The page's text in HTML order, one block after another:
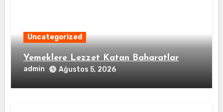
Uncategorized
Yemeklere Lezzet Katan Baharatlar
admin Ağustos 5, 2026